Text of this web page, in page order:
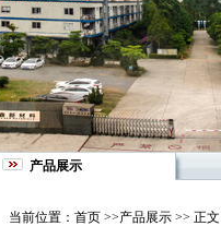
产品展示
当前位置：首页 >>产品展示 >> 正文